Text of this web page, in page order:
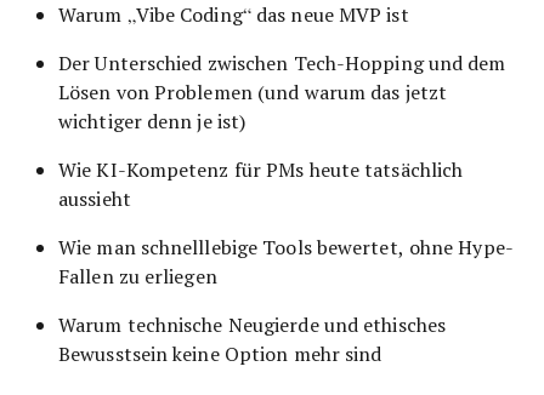
Warum „Vibe Coding“ das neue MVP ist
Der Unterschied zwischen Tech-Hopping und dem
Lösen von Problemen (und warum das jetzt
wichtiger denn je ist)
Wie KI-Kompetenz für PMs heute tatsächlich
aussieht
Wie man schnelllebige Tools bewertet, ohne Hype-
Fallen zu erliegen
Warum technische Neugierde und ethisches
Bewusstsein keine Option mehr sind